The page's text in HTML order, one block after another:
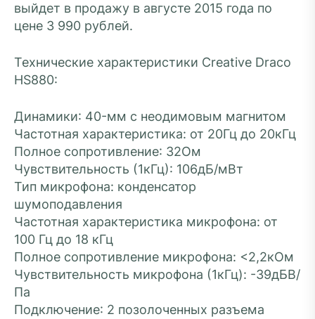
выйдет в продажу в августе 2015 года по
цене 3 990 рублей.
Технические характеристики Creative Draco
HS880:
Динамики: 40-мм с неодимовым магнитом
Частотная характеристика: от 20Гц до 20кГц
Полное сопротивление: 32Ом
Чувствительность (1кГц): 106дБ/мВт
Тип микрофона: конденсатор
шумоподавления
Частотная характеристика микрофона: от
100 Гц до 18 кГц
Полное сопротивление микрофона: <2,2кОм
Чувствительность микрофона (1кГц): -39дБВ/
Па
Подключение: 2 позолоченных разъема